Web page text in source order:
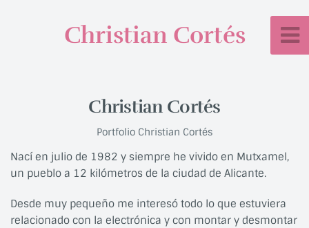
Christian Cortés
Christian Cortés
Portfolio Christian Cortés
Nací en julio de 1982 y siempre he vivido en Mutxamel,
un pueblo a 12 kilómetros de la ciudad de Alicante.
Desde muy pequeño me interesó todo lo que estuviera
relacionado con la electrónica y con montar y desmontar